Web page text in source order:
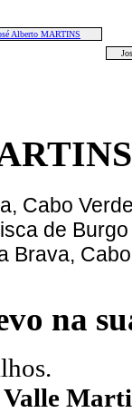
Alberto MARTINS
Cabo
de
Brava,
na
Valle